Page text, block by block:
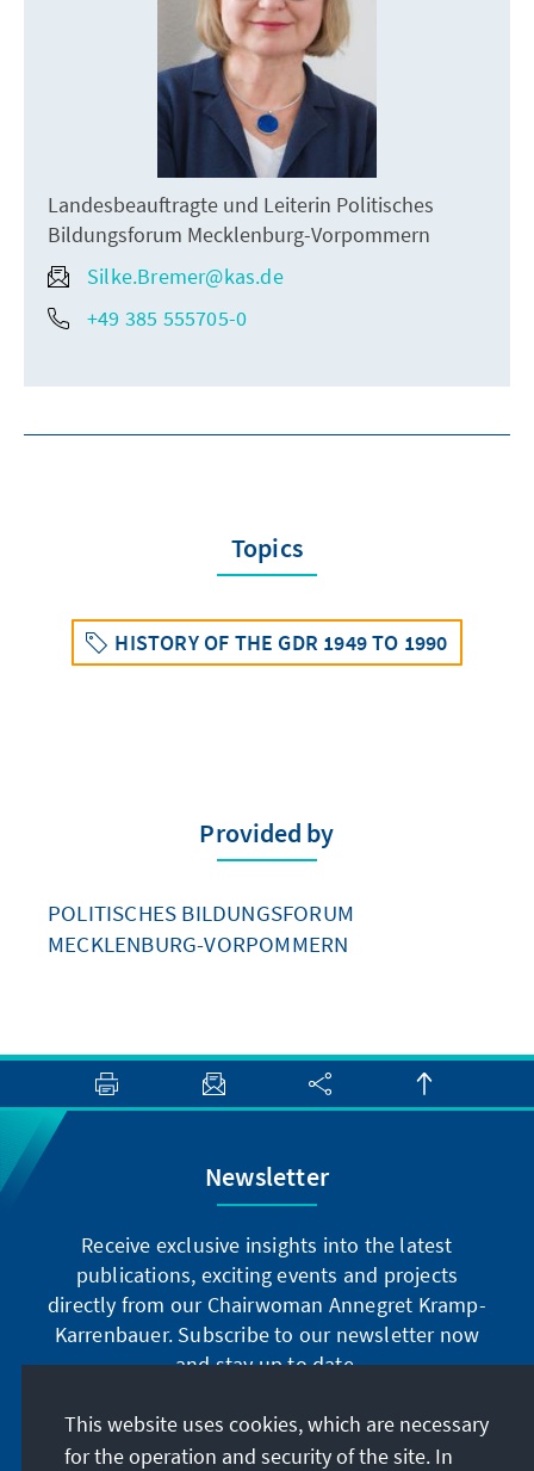
Landesbeauftragte und Leiterin Politisches
Bildungsforum Mecklenburg-Vorpommern
Silke.Bremer@kas.de
+49 385 555705-0
Topics
HISTORY OF THE GDR 1949 TO 1990
Provided by
POLITISCHES BILDUNGSFORUM
MECKLENBURG-VORPOMMERN
Newsletter
Receive exclusive insights into the latest
publications, exciting events and projects
directly from our Chairwoman Annegret Kramp-
Karrenbauer. Subscribe to our newsletter now
and stay up to date.
Subscribe now
This website uses cookies, which are necessary
for the operation and security of the site. In